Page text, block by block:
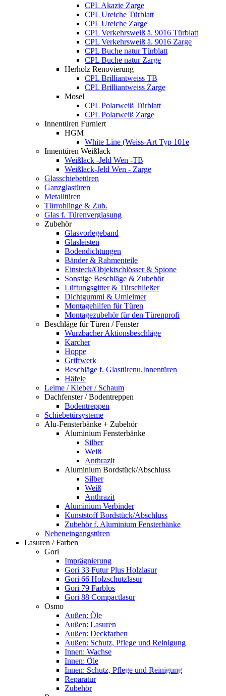
CPL Akazie Zarge
CPL Ureiche Türblatt
CPL Ureiche Zarge
CPL Verkehrsweiß ä. 9016 Türblatt
CPL Verkehrsweiß ä. 9016 Zarge
CPL Buche natur Türblatt
CPL Buche natur Zarge
Herholz Renovierung
CPL Brilliantweiss TB
CPL Brilliantweiss Zarge
Mosel
CPL Polarweiß Türblatt
CPL Polarweiß Zarge
Innentüren Furniert
HGM
White Line (Weiss-Art Typ 101e
Innentüren Weißlack
Weißlack -Jeld Wen -TB
Weißlack-Jeld Wen - Zarge
Glasschiebetüren
Ganzglastüren
Metalltüren
Türrohlinge & Zub.
Glas f. Türenverglasung
Zubehör
Glasvorlegeband
Glasleisten
Bodendichtungen
Bänder & Rahmenteile
Einsteck/Objektschlösser & Spione
Sonstige Beschläge & Zubehör
Lüftungsgitter & Türschließer
Dichtgummi & Umleimer
Montagehilfen für Türen
Montagezubehör für den Türenprofi
Beschläge für Türen / Fenster
Wurzbacher Aktionsbeschläge
Karcher
Hoppe
Griffwerk
Beschläge f. Glastürenu.Innentüren
Häfele
Leime / Kleber / Schaum
Dachfenster / Bodentreppen
Bodentreppen
Schiebetürsysteme
Alu-Fensterbänke + Zubehör
Aluminium Fensterbänke
Silber
Weiß
Anthrazit
Aluminium Bordstück/Abschluss
Silber
Weiß
Anthrazit
Aluminium Verbinder
Kunststoff Bordstück/Abschluss
Zubehör f. Aluminium Fensterbänke
Nebeneingangstüren
Lasuren / Farben
Gori
Imprägnierung
Gori 33 Futur Plus Holzlasur
Gori 66 Holzschutzlasur
Gori 79 Farblos
Gori 88 Compactlasur
Osmo
Außen: Öle
Außen: Lasuren
Außen: Deckfarben
Außen: Schutz, Pflege und Reinigung
Innen: Wachse
Innen: Öle
Innen: Schutz, Pflege und Reinigung
Reparatur
Zubehör